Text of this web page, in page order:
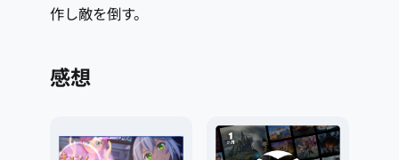
作し敵を倒す。
感想